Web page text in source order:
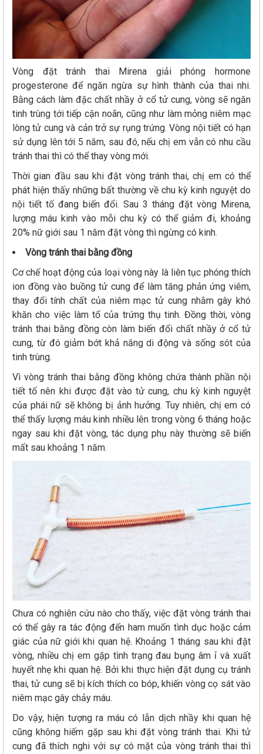
Vòng đặt tránh thai Mirena giải phóng hormone
progesterone để ngăn ngừa sự hình thành của thai nhi.
Bằng cách làm đặc chất nhầy ở cổ tử cung, vòng sẽ ngăn
tinh trùng tới tiếp cận noãn, cũng như làm mỏng niêm mạc
lòng tử cung và cản trở sự rụng trứng. Vòng nội tiết có hạn
sử dụng lên tới 5 năm, sau đó, nếu chị em vẫn có nhu cầu
tránh thai thì có thể thay vòng mới.
Thời gian đầu sau khi đặt vòng tránh thai, chị em có thể
phát hiện thấy những bất thường về chu kỳ kinh nguyệt do
nội tiết tố đang biến đổi. Sau 3 tháng đặt vòng Mirena,
lượng máu kinh vào mỗi chu kỳ có thể giảm đi, khoảng
20% nữ giới sau 1 năm đặt vòng thì ngừng có kinh.
Vòng tránh thai bằng đồng
Cơ chế hoạt động của loại vòng này là liên tục phóng thích
ion đồng vào buồng tử cung để làm tăng phản ứng viêm,
thay đổi tính chất của niêm mạc tử cung nhằm gây khó
khăn cho việc làm tổ của trứng thụ tinh. Đồng thời, vòng
tránh thai bằng đồng còn làm biến đổi chất nhầy ở cổ tử
cung, từ đó giảm bớt khả năng di động và sống sót của
tinh trùng.
Vì vòng tránh thai bằng đồng không chứa thành phần nội
tiết tố nên khi được đặt vào tử cung, chu kỳ kinh nguyệt
của phái nữ sẽ không bị ảnh hưởng. Tuy nhiên, chị em có
thể thấy lượng máu kinh nhiều lên trong vòng 6 tháng hoặc
ngay sau khi đặt vòng, tác dụng phụ này thường sẽ biến
mất sau khoảng 1 năm.
Chưa có nghiên cứu nào cho thấy, việc đặt vòng tránh thai
có thể gây ra tác động đến ham muốn tình dục hoặc cảm
giác của nữ giới khi quan hệ. Khoảng 1 tháng sau khi đặt
vòng, nhiều chị em gặp tình trạng đau bụng âm ỉ và xuất
huyết nhẹ khi quan hệ. Bởi khi thực hiện đặt dụng cụ tránh
thai, tử cung sẽ bị kích thích co bóp, khiến vòng cọ sát vào
niêm mạc gây chảy máu.
Do vậy, hiện tượng ra máu có lẫn dịch nhầy khi quan hệ
cũng không hiếm gặp sau khi đặt vòng tránh thai. Khi tử
cung đã thích nghi với sự có mặt của vòng tránh thai thì